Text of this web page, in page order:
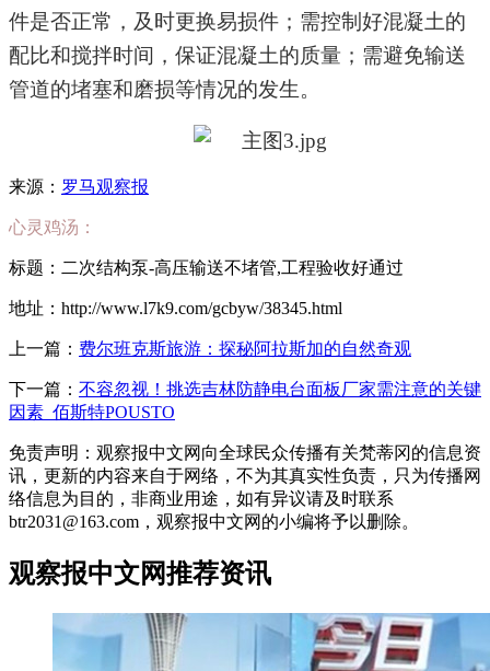
件是否正常，及时更换易损件；需控制好混凝土的
配比和搅拌时间，保证混凝土的质量；需避免输送
管道的堵塞和磨损等情况的发生。
来源： 罗马观察报
心灵鸡汤：
标题：二次结构泵-高压输送不堵管,工程验收好通过
地址：http://www.l7k9.com/gcbyw/38345.html
上一篇： 费尔班克斯旅游：探秘阿拉斯加的自然奇观
下一篇： 不容忽视！挑选吉林防静电台面板厂家需注意的关键
因素_佰斯特POUSTO
免责声明：观察报中文网向全球民众传播有关梵蒂冈的信息资
讯，更新的内容来自于网络，不为其真实性负责，只为传播网
络信息为目的，非商业用途，如有异议请及时联系
btr2031@163.com，观察报中文网的小编将予以删除。
观察报中文网推荐资讯